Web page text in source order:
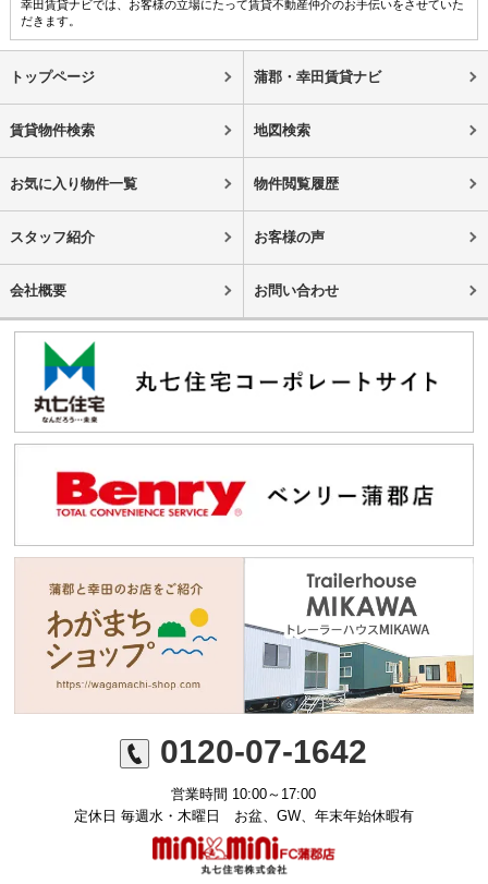
幸田賃貸ナビでは、お客様の立場にたって賃貸不動産仲介のお手伝いをさせていた
だきます。
トップページ 蒲郡・幸田賃貸ナビ
賃貸物件検索 地図検索
お気に入り物件一覧 物件閲覧履歴
スタッフ紹介 お客様の声
会社概要 お問い合わせ
0120-07-1642
営業時間 10:00～17:00
定休日 毎週水・木曜日 お盆、GW、年末年始休暇有